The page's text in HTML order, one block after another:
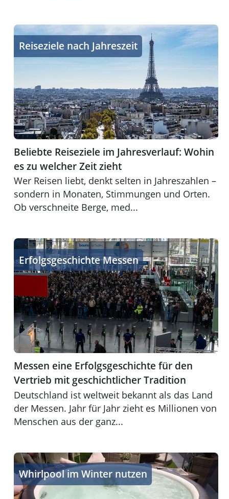
Beliebte Reiseziele im Jahresverlauf: Wohin es zu
Reiseziele nach Jahreszeit
Beliebte Reiseziele im Jahresverlauf: Wohin
es zu welcher Zeit zieht
Wer Reisen liebt, denkt selten in Jahreszahlen –
sondern in Monaten, Stimmungen und Orten.
Ob verschneite Berge, med...
Messen eine Erfolgsgeschichte für den Vertrieb mit
Erfolgsgeschichte Messen
Messen eine Erfolgsgeschichte für den
Vertrieb mit geschichtlicher Tradition
Deutschland ist weltweit bekannt als das Land
der Messen. Jahr für Jahr zieht es Millionen von
Menschen aus der ganz...
Whirlpool - die Wärme mit ein paar Tricks im Wasser
Whirlpool im Winter nutzen